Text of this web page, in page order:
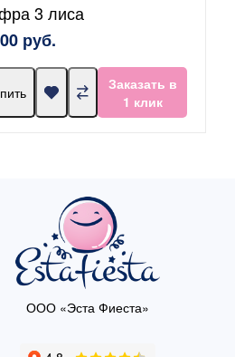
3 лиса
руб.
Заказать в
1 клик
ООО «Эста Фиеста»